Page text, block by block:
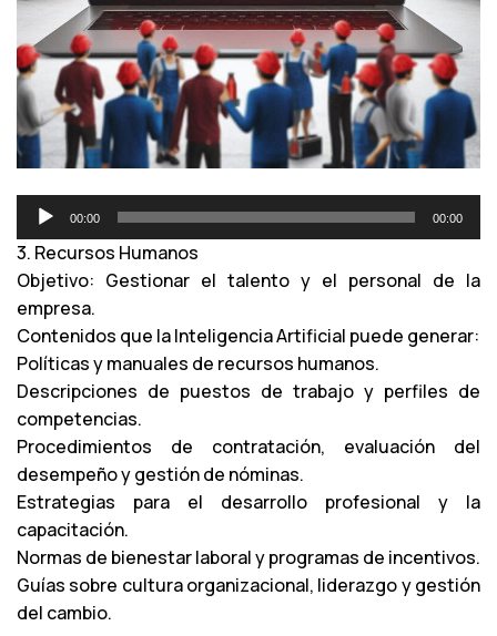
e
p
r
o
d
u
c
t
o
r
d
e
a
u
d
00:00 00:00
3. Recursos Humanos
Objetivo: Gestionar el talento y el personal de la
empresa.
Contenidos que la Inteligencia Artificial puede generar:
Políticas y manuales de recursos humanos.
Descripciones de puestos de trabajo y perfiles de
competencias.
Procedimientos de contratación, evaluación del
desempeño y gestión de nóminas.
Estrategias para el desarrollo profesional y la
capacitación.
Normas de bienestar laboral y programas de incentivos.
Guías sobre cultura organizacional, liderazgo y gestión
del cambio.